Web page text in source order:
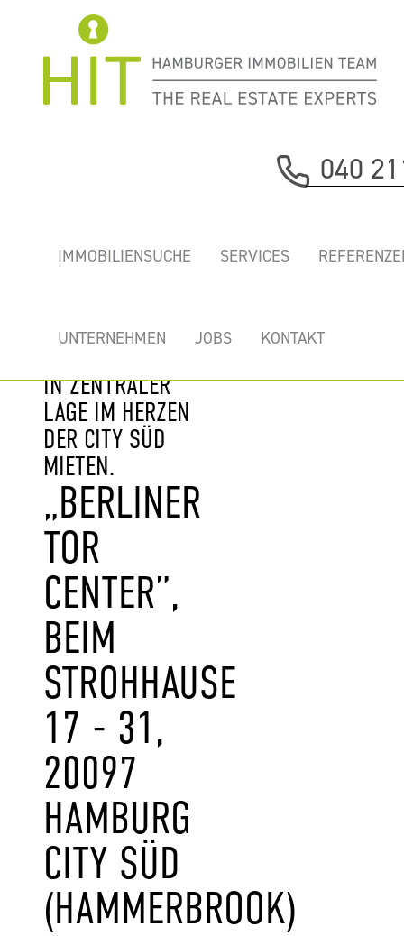
040
IMMOBILIENSUCHE SERVICES
UNTERNEHMEN JOBS KONTAKT
„BERLINER TOR
AUSBLICK!
IN ZENTRALER
LAGE IM HERZEN
DER CITY SÜD
MIETEN.
„BERLINER
TOR
CENTER”,
BEIM
STROHHAUSE
17 - 31,
20097
HAMBURG
CITY SÜD
(HAMMERBROOK)